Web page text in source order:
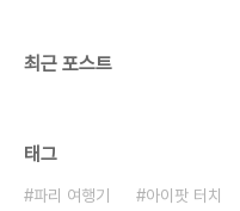
최근 포스트
태그
파리 여행기 아이팟 터치